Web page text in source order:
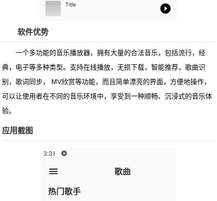
软件优势
一个多功能的音乐播放器，拥有大量的合法音乐，包括流行，经
典，电子等多种类型。支持在线播放，无损下载，智能推荐，歌曲识
别，歌词同步， MV欣赏等功能，而且简单漂亮的界面，方便地操作，
可以让使用者在不同的音乐环境中，享受到一种顺畅、沉浸式的音乐体
验。
应用截图